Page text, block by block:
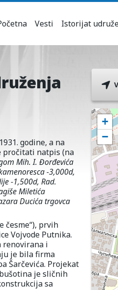
Vesti Istorijat
godine, a na
pročitati natpis (na
Mih. I. Đorđevića
-3,000d,
-1,500d, Rad.
Miletića
Ducića trgovca
česme“), prvih
Vojvode Putnika.
renovirana i
je bila firma
Šarčevića. Projekat
je sličnih
sa
+
−